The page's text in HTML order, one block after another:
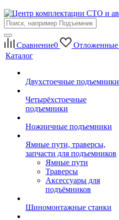
Сравнение0 Отложенные
Каталог
Двухстоечные подъемники
Четырёхстоечные
подъемники
Ножничные подъемники
Ямные пути, траверсы,
запчасти для подъемников
Ямные пути
Траверсы
Аксессуары для
подъёмников
Шиномонтажные станки